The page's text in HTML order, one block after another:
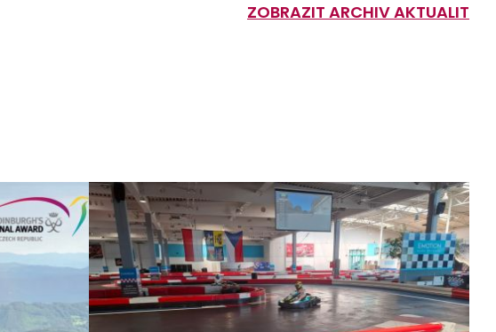
ZOBRAZIT ARCHIV AKTUALIT